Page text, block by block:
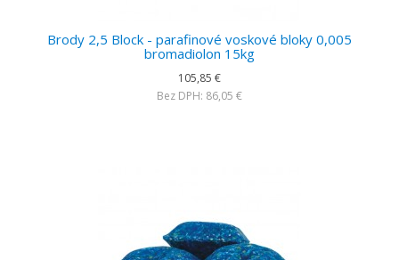
Brody 2,5 Block - parafinové voskové bloky 0,005
bromadiolon 15kg
105,85 €
Bez DPH: 86,05 €